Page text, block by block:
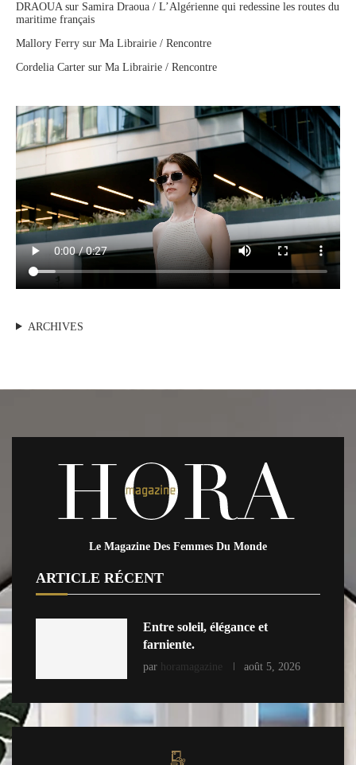
DRAOUAsur Samira Draoua / L’Algérienne qui redessine les routes du
maritime français
Mallory Ferry sur Ma Librairie / Rencontre
Cordelia Carter sur Ma Librairie / Rencontre
ARCHIVES
Le Magazine Des Femmes Du Monde
ARTICLE RÉCENT
Entre soleil, élégance et
farniente.
par horamagazine août 5, 2026